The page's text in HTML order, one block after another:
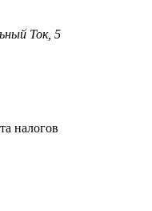
Ток, 5
налогов